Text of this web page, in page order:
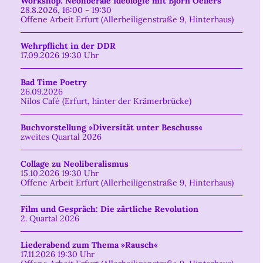
28.8.2026, 16:00 - 19:30
Offene Arbeit Erfurt (Allerheiligenstraße 9, Hinterhaus)
Wehrpflicht in der DDR
17.09.2026 19:30 Uhr
Bad Time Poetry
26.09.2026
Nilos Café (Erfurt, hinter der Krämerbrücke)
Buchvorstellung »Diversität unter Beschuss«
zweites Quartal 2026
Collage zu Neoliberalismus
15.10.2026 19:30 Uhr
Offene Arbeit Erfurt (Allerheiligenstraße 9, Hinterhaus)
Film und Gespräch: Die zärtliche Revolution
2. Quartal 2026
Liederabend zum Thema »Rausch«
17.11.2026 19:30 Uhr